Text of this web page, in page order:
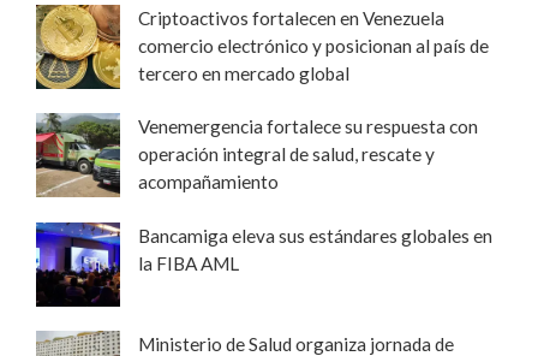
Criptoactivos fortalecen en Venezuela
comercio electrónico y posicionan al país de
tercero en mercado global
Venemergencia fortalece su respuesta con
operación integral de salud, rescate y
acompañamiento
Bancamiga eleva sus estándares globales en
la FIBA AML
Ministerio de Salud organiza jornada de